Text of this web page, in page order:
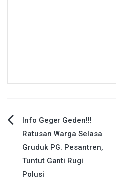
Navigasi
pos
Info Geger Geden!!!
Ratusan Warga Selasa
Gruduk PG. Pesantren,
Tuntut Ganti Rugi
Polusi